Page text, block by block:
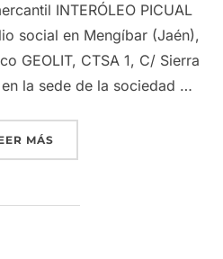
INTERÓLEO PICUAL
social en Mengíbar (Jaén),
GEOLIT, CTSA 1, C/ Sierra
la sede de la sociedad …
MÁS«GRUPO INTERÓLEO